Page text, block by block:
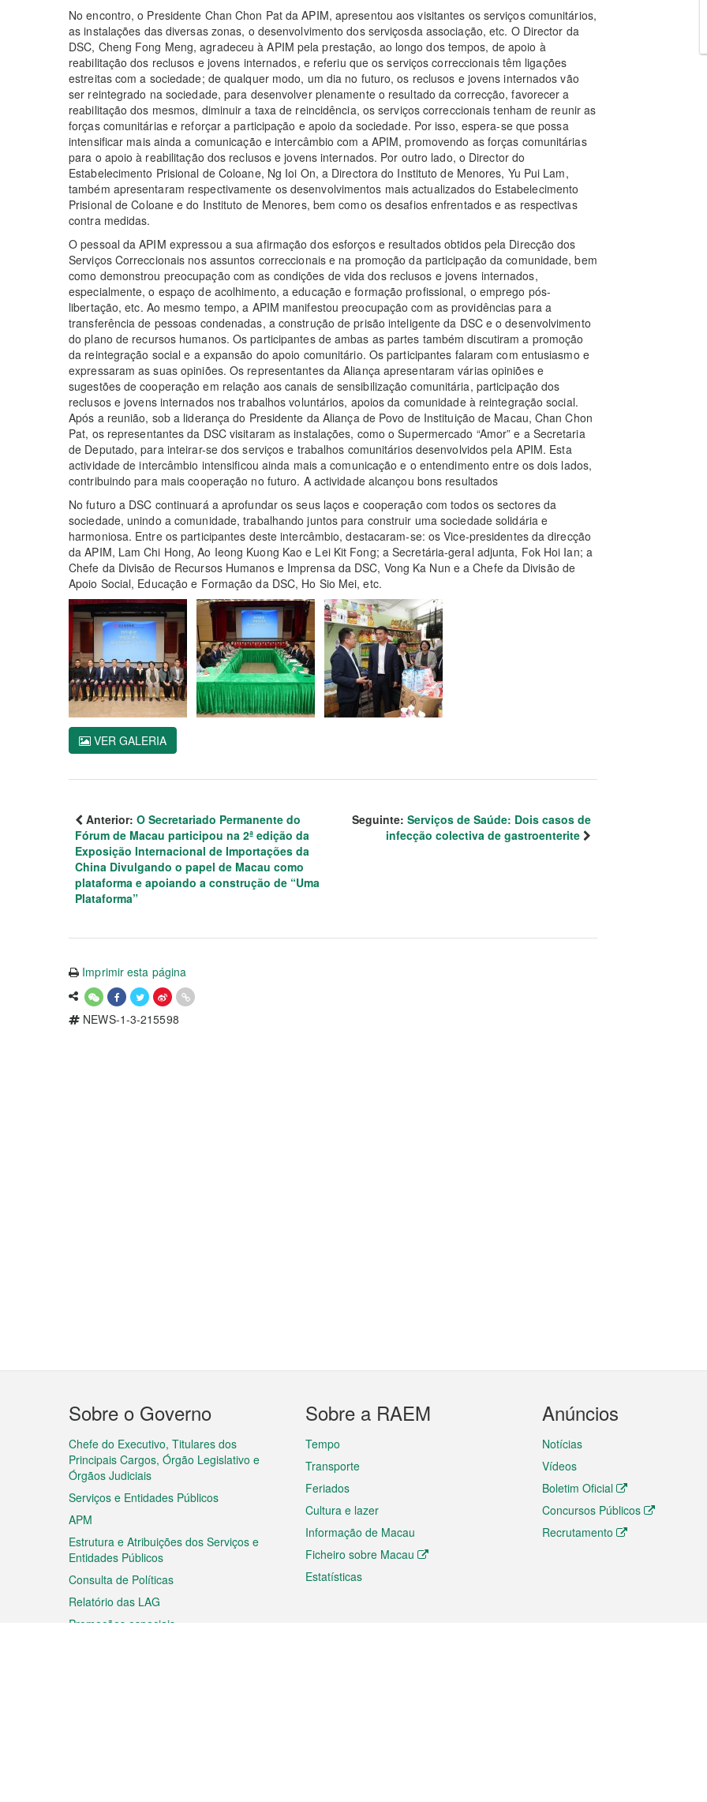
No encontro, o Presidente Chan Chon Pat da APIM, apresentou aos visitantes os serviços comunitários,
as instalações das diversas zonas, o desenvolvimento dos serviçosda associação, etc. O Director da
DSC, Cheng Fong Meng, agradeceu à APIM pela prestação, ao longo dos tempos, de apoio à
reabilitação dos reclusos e jovens internados, e referiu que os serviços correccionais têm ligações
estreitas com a sociedade; de qualquer modo, um dia no futuro, os reclusos e jovens internados vão
ser reintegrado na sociedade, para desenvolver plenamente o resultado da correcção, favorecer a
reabilitação dos mesmos, diminuir a taxa de reincidência, os serviços correccionais tenham de reunir as
forças comunitárias e reforçar a participação e apoio da sociedade. Por isso, espera-se que possa
intensificar mais ainda a comunicação e intercâmbio com a APIM, promovendo as forças comunitárias
para o apoio à reabilitação dos reclusos e jovens internados. Por outro lado, o Director do
Estabelecimento Prisional de Coloane, Ng Ioi On, a Directora do Instituto de Menores, Yu Pui Lam,
também apresentaram respectivamente os desenvolvimentos mais actualizados do Estabelecimento
Prisional de Coloane e do Instituto de Menores, bem como os desafios enfrentados e as respectivas
contra medidas.
O pessoal da APIM expressou a sua afirmação dos esforços e resultados obtidos pela Direcção dos
Serviços Correccionais nos assuntos correccionais e na promoção da participação da comunidade, bem
como demonstrou preocupação com as condições de vida dos reclusos e jovens internados,
especialmente, o espaço de acolhimento, a educação e formação profissional, o emprego pós-
libertação, etc. Ao mesmo tempo, a APIM manifestou preocupação com as providências para a
transferência de pessoas condenadas, a construção de prisão inteligente da DSC e o desenvolvimento
do plano de recursos humanos. Os participantes de ambas as partes também discutiram a promoção
da reintegração social e a expansão do apoio comunitário. Os participantes falaram com entusiasmo e
expressaram as suas opiniões. Os representantes da Aliança apresentaram várias opiniões e
sugestões de cooperação em relação aos canais de sensibilização comunitária, participação dos
reclusos e jovens internados nos trabalhos voluntários, apoios da comunidade à reintegração social.
Após a reunião, sob a liderança do Presidente da Aliança de Povo de Instituição de Macau, Chan Chon
Pat, os representantes da DSC visitaram as instalações, como o Supermercado “Amor” e a Secretaria
de Deputado, para inteirar-se dos serviços e trabalhos comunitários desenvolvidos pela APIM. Esta
actividade de intercâmbio intensificou ainda mais a comunicação e o entendimento entre os dois lados,
contribuindo para mais cooperação no futuro. A actividade alcançou bons resultados
No futuro a DSC continuará a aprofundar os seus laços e cooperação com todos os sectores da
sociedade, unindo a comunidade, trabalhando juntos para construir uma sociedade solidária e
harmoniosa. Entre os participantes deste intercâmbio, destacaram-se: os Vice-presidentes da direcção
da APIM, Lam Chi Hong, Ao Ieong Kuong Kao e Lei Kit Fong; a Secretária-geral adjunta, Fok Hoi Ian; a
Chefe da Divisão de Recursos Humanos e Imprensa da DSC, Vong Ka Nun e a Chefe da Divisão de
Apoio Social, Educação e Formação da DSC, Ho Sio Mei, etc.
VER GALERIA
Anterior: O Secretariado Permanente do
Fórum de Macau participou na 2ª edição da
Exposição Internacional de Importações da
China Divulgando o papel de Macau como
plataforma e apoiando a construção de “Uma
Plataforma”
Seguinte: Serviços de Saúde: Dois casos de
infecção colectiva de gastroenterite
Imprimir esta página
NEWS-1-3-215598
Menu
do
rodapé
Sobre o Governo
Chefe do Executivo, Titulares dos
Principais Cargos, Órgão Legislativo e
Órgãos Judiciais
Serviços e Entidades Públicos
APM
Estrutura e Atribuições dos Serviços e
Entidades Públicos
Consulta de Políticas
Relatório das LAG
Promoções especiais
Sobre a RAEM
Tempo
Transporte
Feriados
Cultura e lazer
Informação de Macau
Ficheiro sobre Macau
Estatísticas
Anúncios
Notícias
Vídeos
Boletim Oficial
Concursos Públicos
Recrutamento